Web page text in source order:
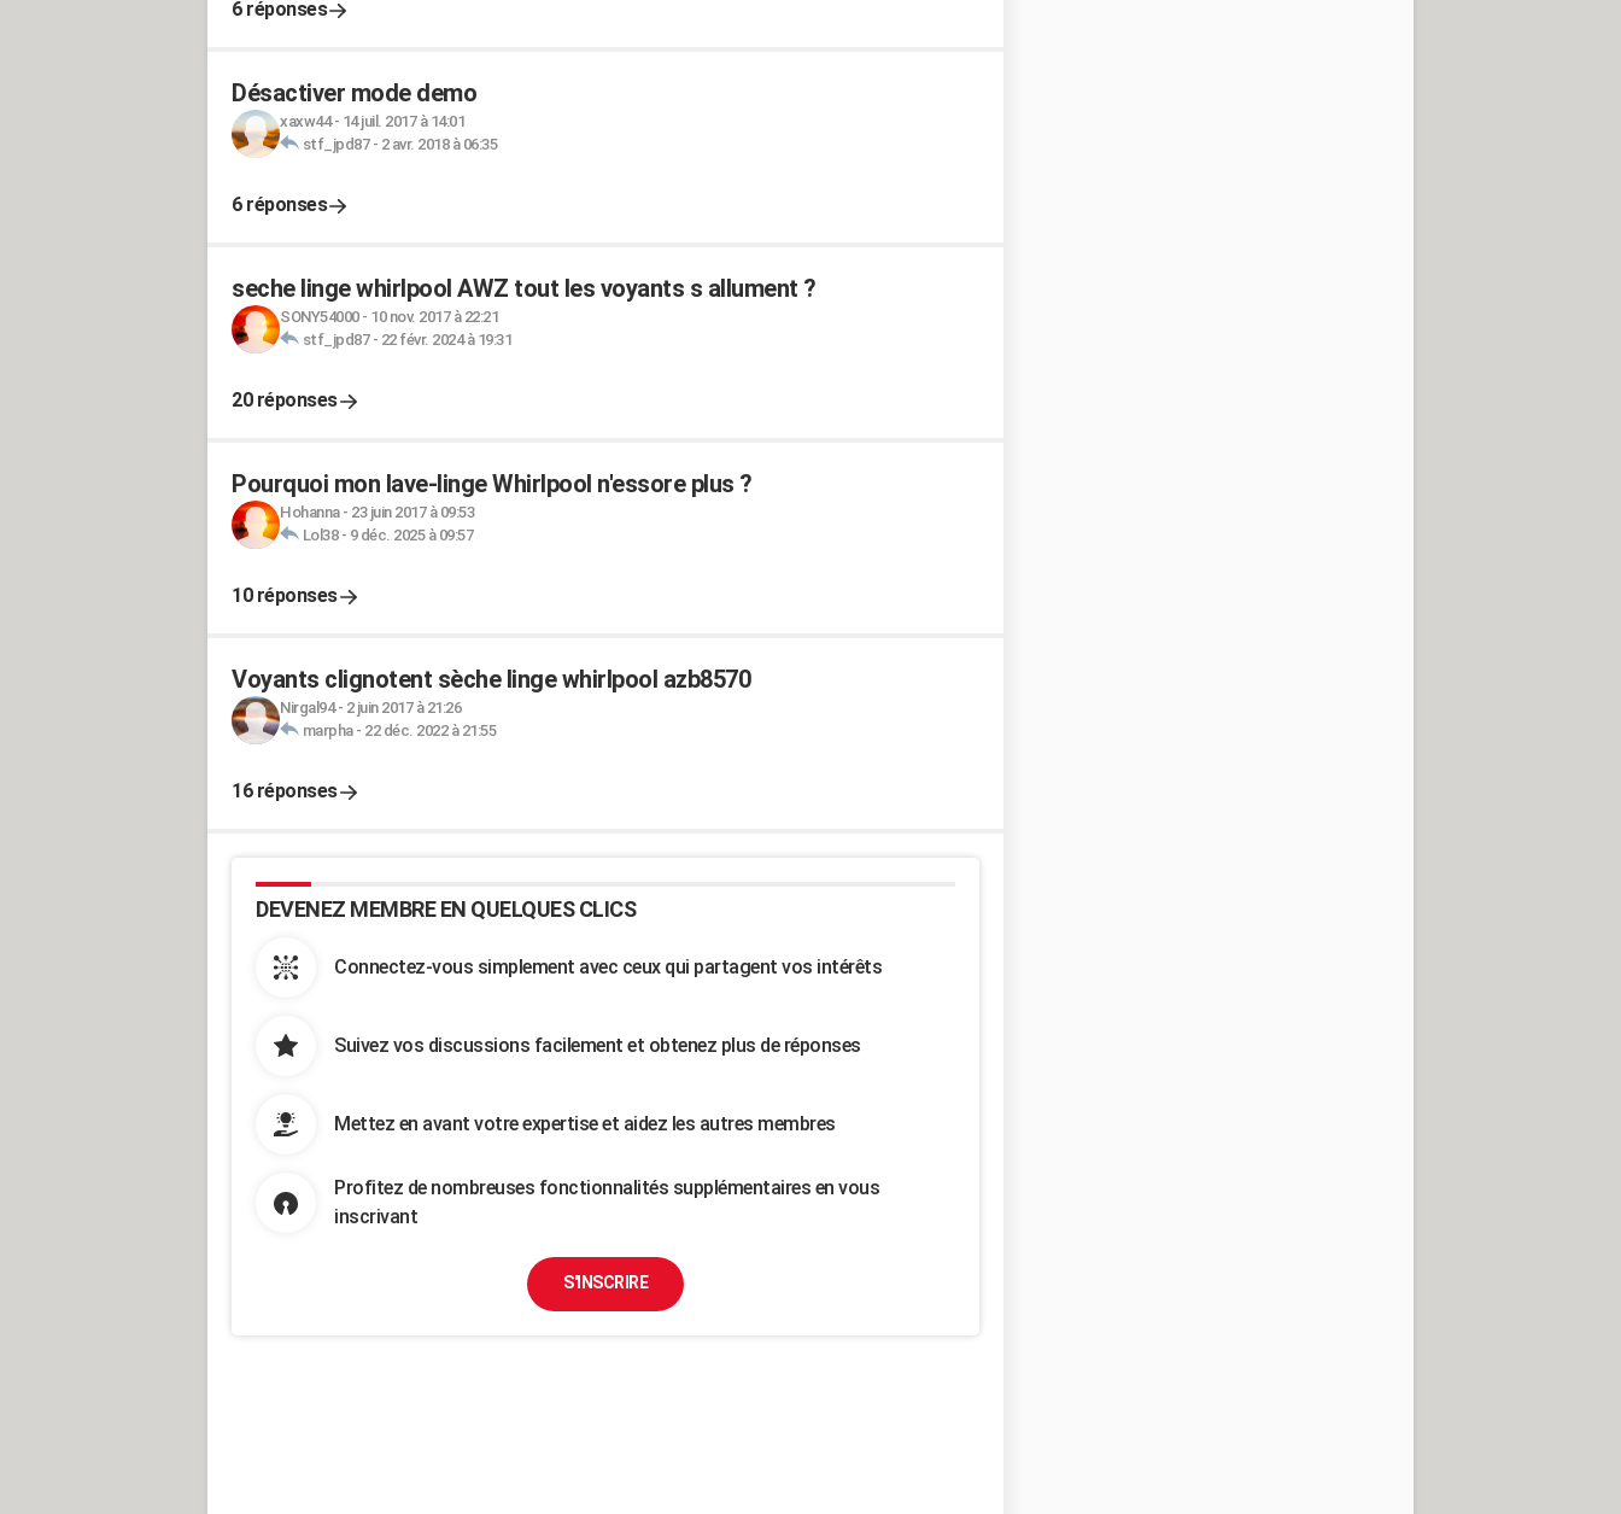
6 réponses
Désactiver mode demo
xaxw44- 14 juil. 2017 à 14:01
stf_jpd87- 2 avr. 2018 à 06:35
6 réponses
seche linge whirlpool AWZ tout les voyants s allument ?
SONY54000- 10 nov. 2017 à 22:21
stf_jpd87- 22 févr. 2024 à 19:31
20 réponses
Pourquoi mon lave-linge Whirlpool n'essore plus ?
Hohanna- 23 juin 2017 à 09:53
Lol38- 9 déc. 2025 à 09:57
10 réponses
Voyants clignotent sèche linge whirlpool azb8570
Nirgal94- 2 juin 2017 à 21:26
marpha- 22 déc. 2022 à 21:55
16 réponses
DEVENEZ MEMBRE EN QUELQUES CLICS
Connectez-vous simplement avec ceux qui partagent vos intérêts
Suivez vos discussions facilement et obtenez plus de réponses
Mettez en avant votre expertise et aidez les autres membres
Profitez de nombreuses fonctionnalités supplémentaires en vous
inscrivant
S'INSCRIRE